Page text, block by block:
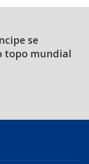
se
topo mundial